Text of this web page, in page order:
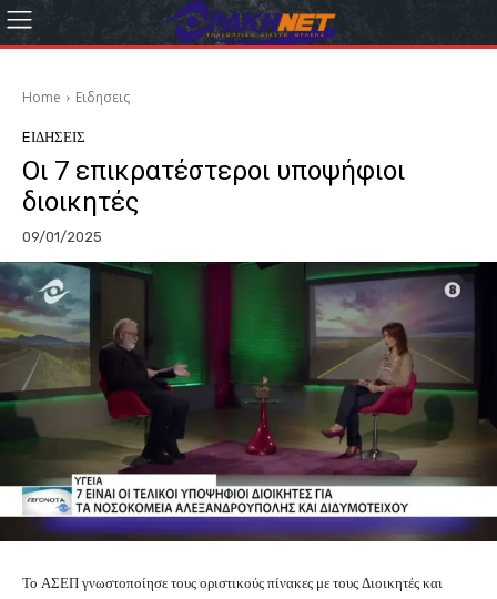
Home Eιδησεις
EΙΔΗΣΕΙΣ
Οι 7 επικρατέστεροι υποψήφιοι
διοικητές
09/01/2025
Το ΑΣΕΠ γνωστοποίησε τους οριστικούς πίνακες με τους Διοικητές και